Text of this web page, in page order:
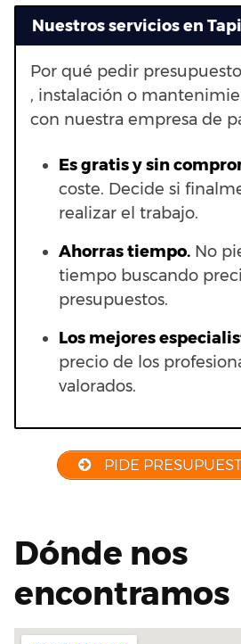
Nuestros servicios en
Por qué pedir
, instalación o
con nuestra empresa de
Es gratis y sin
coste. Decide si
realizar el trabajo.
Ahorras tiempo. No
tiempo buscando
presupuestos.
Los mejores
precio de los
valorados.
PIDE
Dónde nos
encontramos